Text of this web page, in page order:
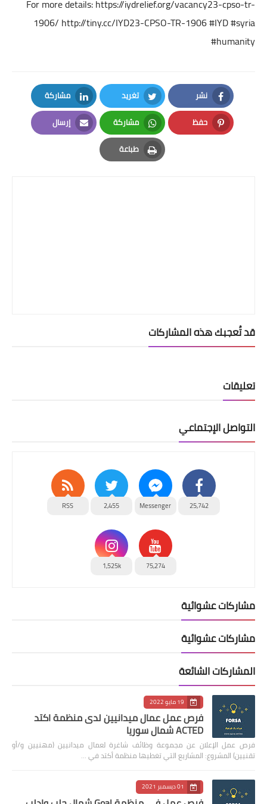
For more details:https://iydrelief.org/vacancy23-cpso-tr-
1906/ http://tiny.cc/IYD23-CPSO-TR-1906#IYD#syria
#humanity
نشر
Facebook
تغريد
Twitter
مشاركة
LinkedIn
حفظ
Pinterest
مشاركة
Whatsapp
إرسال
Email
طباعة
Print
قد تُعجبك هذه المشاركات
تعليقات
التواصل الإجتماعي
25,742
Messenger
2,455
RSS
75,274
1,525k
مشاركات عشوائية
مشاركات عشوائية
المشاركات الشائعة
19 مايو 2022
فرص عمل عمال ميدانيين لدى منظمة اكتد
ACTED شمال سوريا
فرص عمل الإعلان عن مجموعة وظائف شاغرة لعمال ميدانيين (مهنيين و/أو
تقنيين) المشروع: المشاريع التي تغطيها منظمة أكتد في …
01 ديسمبر 2021